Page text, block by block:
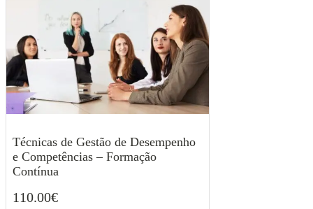
Técnicas de Gestão de Desempenho
e Competências – Formação
Contínua
110.00€